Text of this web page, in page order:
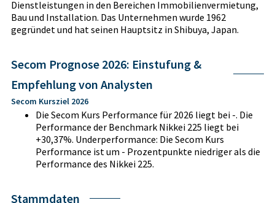
Dienstleistungen in den Bereichen Immobilienvermietung,
Bau und Installation. Das Unternehmen wurde 1962
gegründet und hat seinen Hauptsitz in Shibuya, Japan.
Secom Prognose 2026: Einstufung &
Empfehlung von Analysten
Secom Kursziel 2026
Die Secom Kurs Performance für 2026 liegt bei -. Die
Performance der Benchmark Nikkei 225 liegt bei
+30,37%. Underperformance: Die Secom Kurs
Performance ist um - Prozentpunkte niedriger als die
Performance des Nikkei 225.
Stammdaten